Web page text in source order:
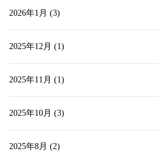
2026年1月 (3)
2025年12月 (1)
2025年11月 (1)
2025年10月 (3)
2025年8月 (2)